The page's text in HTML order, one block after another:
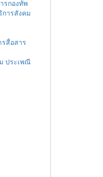
รกองทัพ
ารสังคม
สื่อสาร
ประเพณี